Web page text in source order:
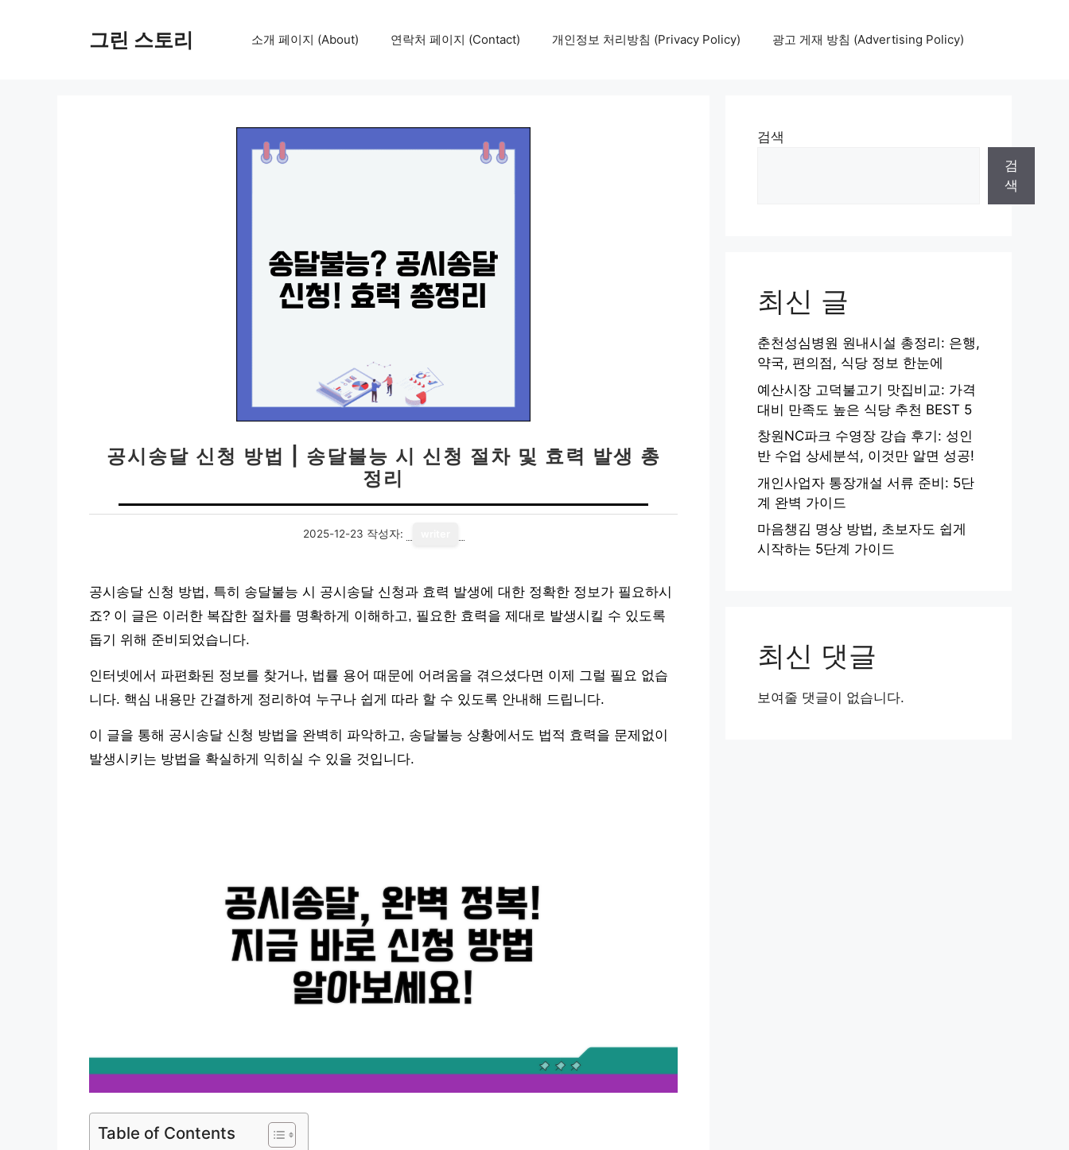
그린 스토리 소개 페이지 (About) 연락처 페이지 (Contact) 개인정보 처리방침 (Privacy Policy) 광고 게재 방침 (Advertising Policy)
공시송달 신청 방법 | 송달불능 시 신청 절차 및 효력 발생 총
정리
2025-12-23 작성자:
공시송달 신청 방법, 특히 송달불능 시 공시송달 신청과 효력 발생에 대한 정확한 정보가 필요하시
죠? 이 글은 이러한 복잡한 절차를 명확하게 이해하고, 필요한 효력을 제대로 발생시킬 수 있도록
돕기 위해 준비되었습니다.
인터넷에서 파편화된 정보를 찾거나, 법률 용어 때문에 어려움을 겪으셨다면 이제 그럴 필요 없습
니다. 핵심 내용만 간결하게 정리하여 누구나 쉽게 따라 할 수 있도록 안내해 드립니다.
이 글을 통해 공시송달 신청 방법을 완벽히 파악하고, 송달불능 상황에서도 법적 효력을 문제없이
발생시키는 방법을 확실하게 익히실 수 있을 것입니다.
Table of Contents
검색
검
색
최신 글
춘천성심병원 원내시설 총정리: 은행,
약국, 편의점, 식당 정보 한눈에
예산시장 고덕불고기 맛집비교: 가격
대비 만족도 높은 식당 추천 BEST 5
창원NC파크 수영장 강습 후기: 성인
반 수업 상세분석, 이것만 알면 성공!
개인사업자 통장개설 서류 준비: 5단
계 완벽 가이드
마음챙김 명상 방법, 초보자도 쉽게
시작하는 5단계 가이드
최신 댓글
보여줄 댓글이 없습니다.